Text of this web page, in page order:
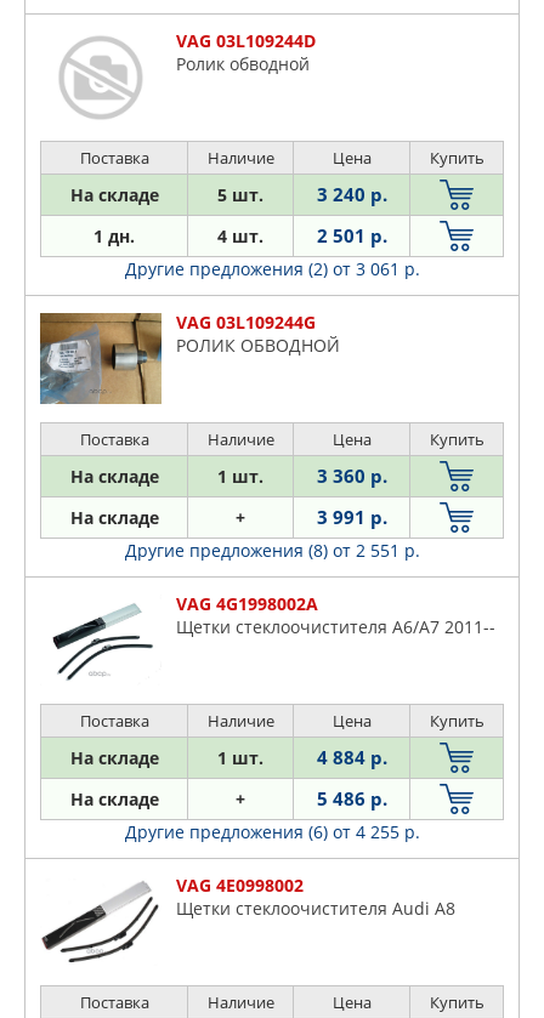
VAG 03L109244D
Ролик обводной
Поставка Наличие Цена Купить
На складе 5 шт. 3 240 р.
1 дн. 4 шт. 2 501 р.
Другие предложения (2) от 3 061 р.
VAG 03L109244G
РОЛИК ОБВОДНОЙ
Поставка Наличие Цена Купить
На складе 1 шт. 3 360 р.
На складе + 3 991 р.
Другие предложения (8) от 2 551 р.
VAG 4G1998002A
Щетки стеклоочистителя A6/A7 2011--
Поставка Наличие Цена Купить
На складе 1 шт. 4 884 р.
На складе + 5 486 р.
Другие предложения (6) от 4 255 р.
VAG 4E0998002
Щетки стеклоочистителя Audi A8
Поставка Наличие Цена Купить